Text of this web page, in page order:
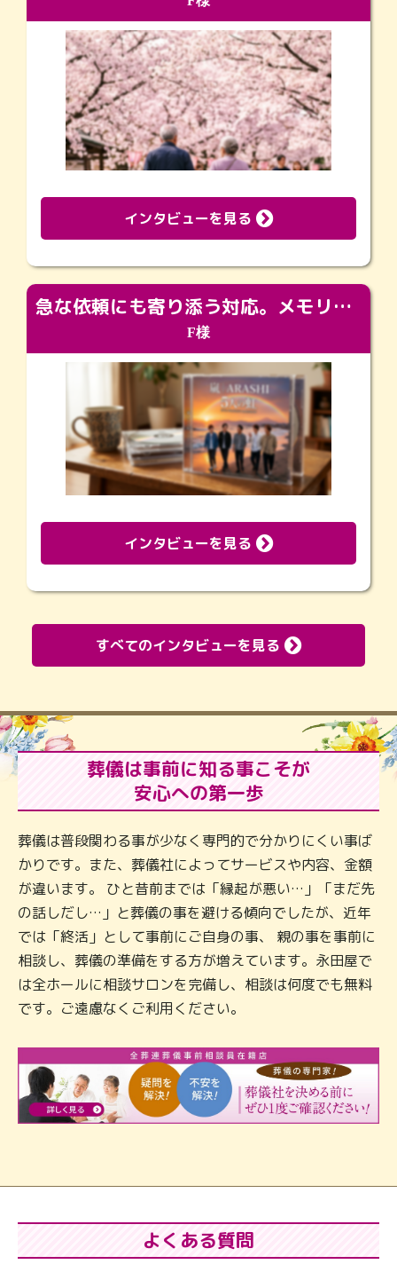
インタビューを見る
急な依頼にも寄り添う対応。メモリアルコーナーで振り返る大切な日々
F様
インタビューを見る
すべてのインタビューを見る
葬儀は事前に知る事こそが
安心への第一歩
葬儀は普段関わる事が少なく専門的で分かりにくい事ば
かりです。また、葬儀社によってサービスや内容、金額
が違います。 ひと昔前までは「縁起が悪い…」「まだ先
の話しだし…」と葬儀の事を避ける傾向でしたが、近年
では「終活」として事前にご自身の事、 親の事を事前に
相談し、葬儀の準備をする方が増えています。永田屋で
は全ホールに相談サロンを完備し、相談は何度でも無料
です。ご遠慮なくご利用ください。
よくある質問